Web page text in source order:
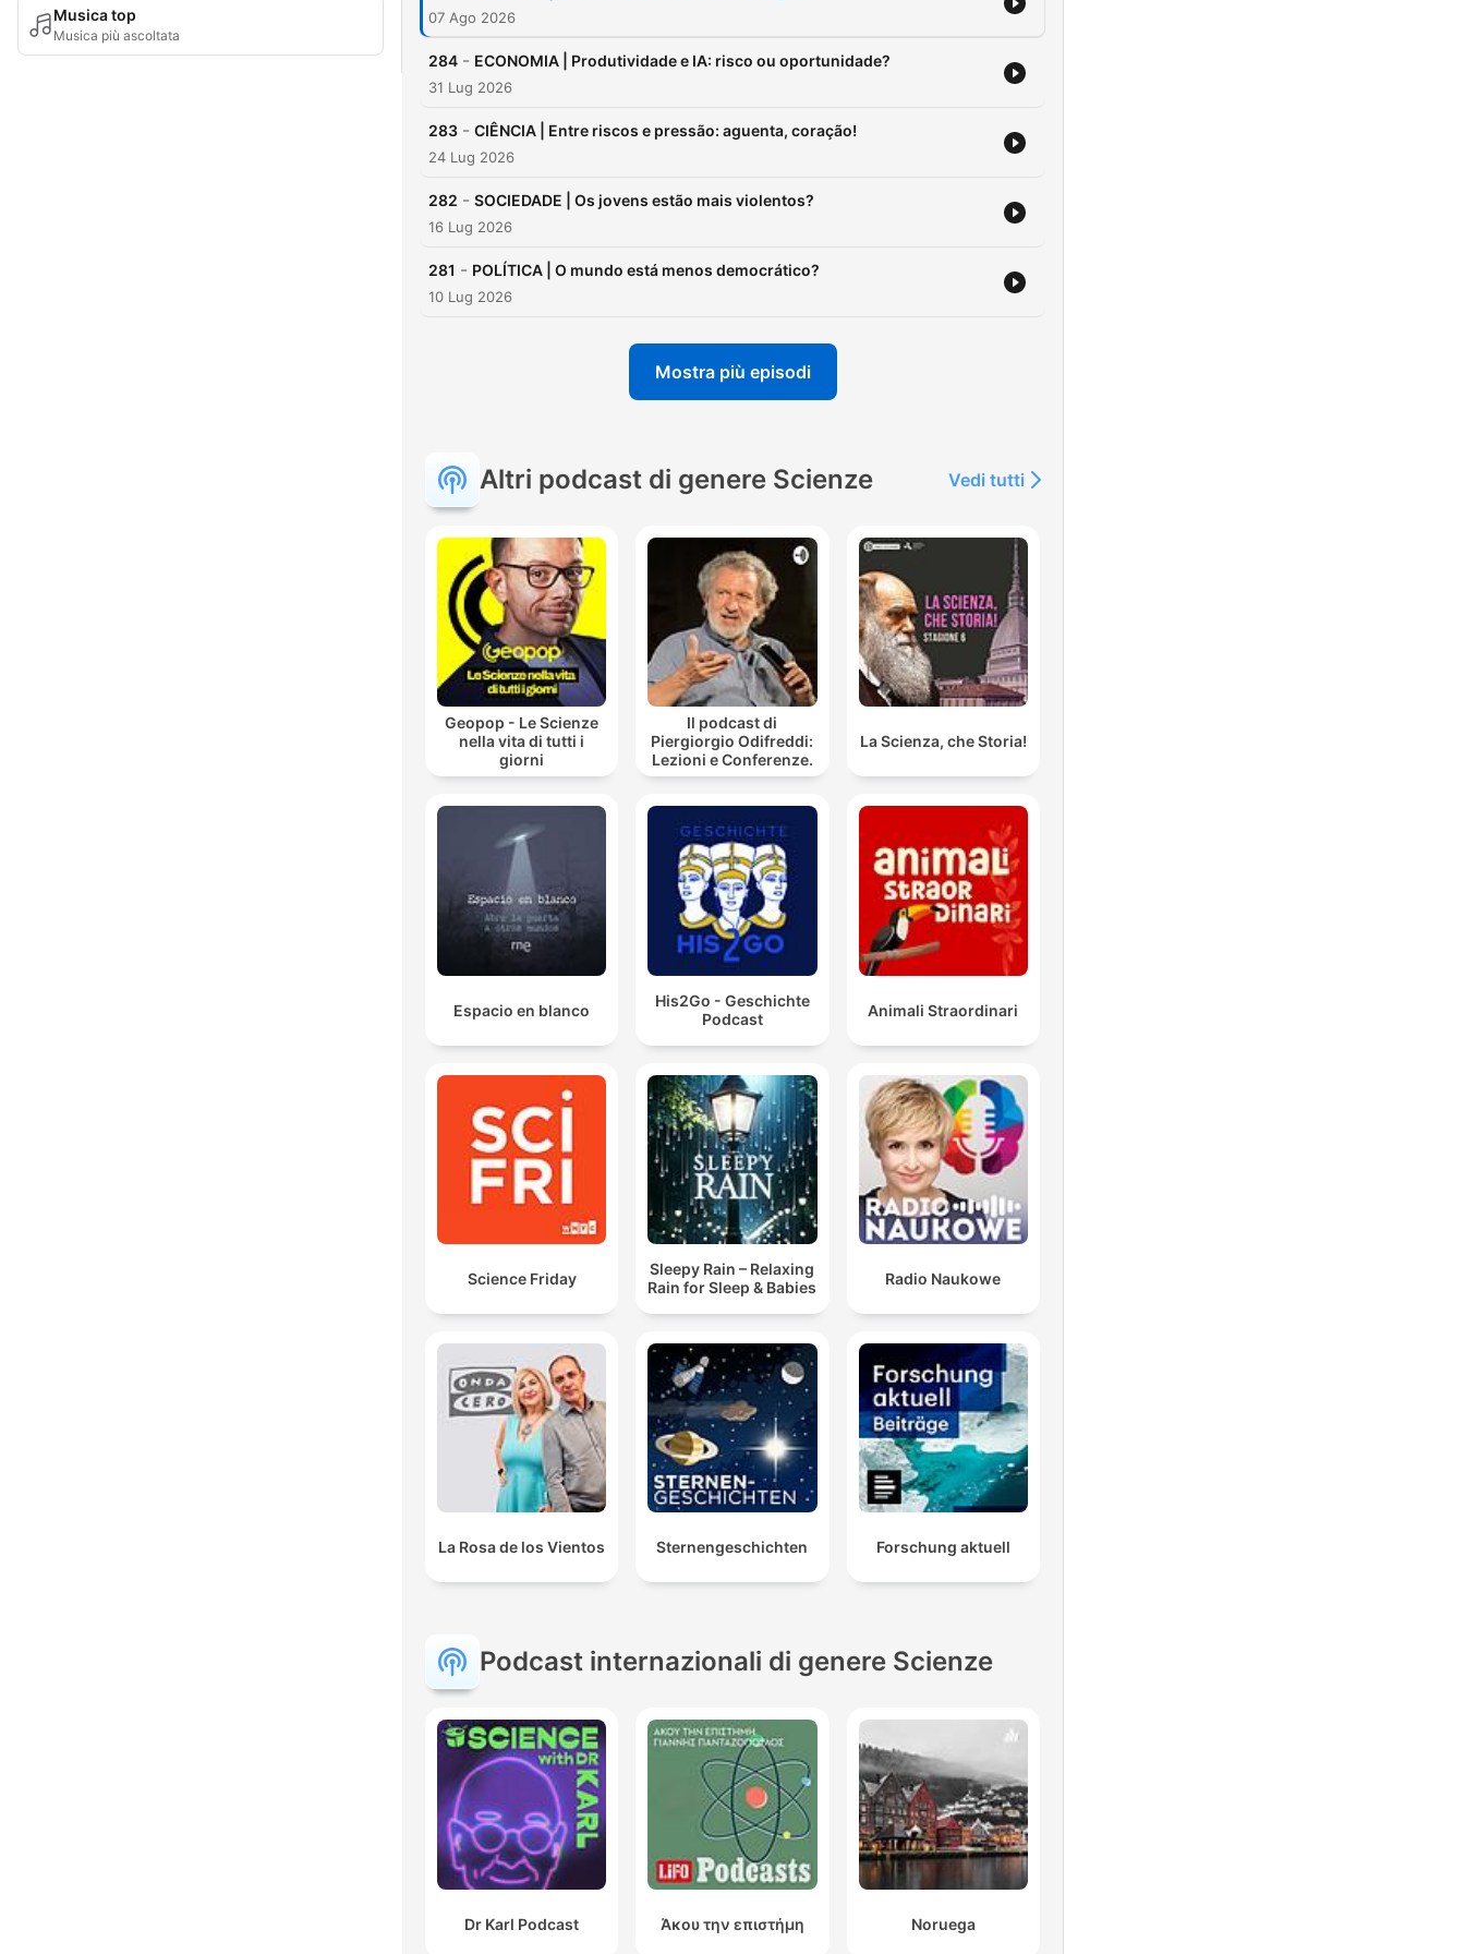
Musica top
Musica più ascoltata
07 Ago 2026
284 - ECONOMIA | Produtividade e IA: risco ou oportunidade?
31 Lug 2026
283 - CIÊNCIA | Entre riscos e pressão: aguenta, coração!
24 Lug 2026
282 - SOCIEDADE | Os jovens estão mais violentos?
16 Lug 2026
281 - POLÍTICA | O mundo está menos democrático?
10 Lug 2026
Mostra più episodi
Altri podcast di genere Scienze Vedi tutti
Geopop - Le Scienze
nella vita di tutti i
giorni
Il podcast di
Piergiorgio Odifreddi:
Lezioni e Conferenze.
La Scienza, che Storia!
Espacio en blanco
His2Go - Geschichte
Podcast
Animali Straordinari
Science Friday
Sleepy Rain – Relaxing
Rain for Sleep & Babies
Radio Naukowe
La Rosa de los Vientos Sternengeschichten Forschung aktuell
Podcast internazionali di genere Scienze
Dr Karl Podcast Άκου την επιστήμη Noruega